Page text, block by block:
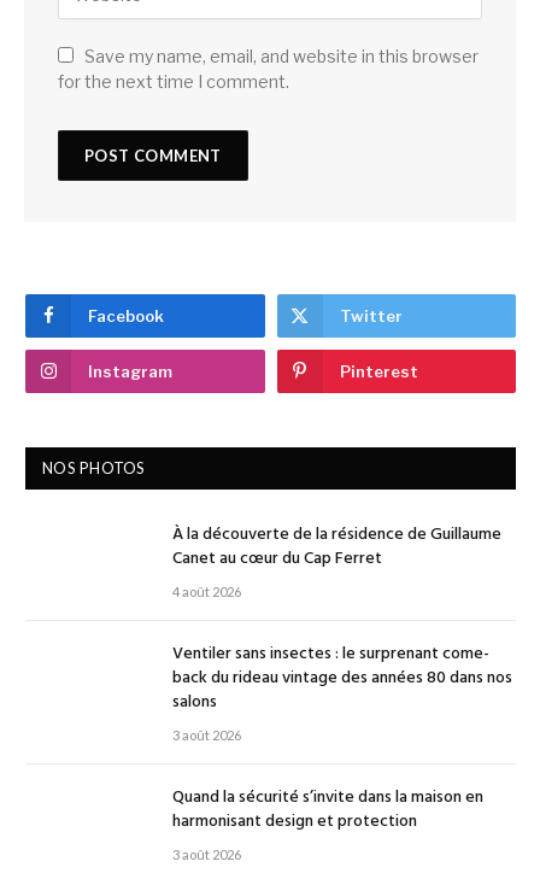
Save my name, email, and website in this browser
for the next time I comment.
Facebook Twitter
Instagram Pinterest
NOS PHOTOS
À la découverte de la résidence de Guillaume
Canet au cœur du Cap Ferret
4 août 2026
Ventiler sans insectes : le surprenant come-
back du rideau vintage des années 80 dans nos
salons
3 août 2026
Quand la sécurité s’invite dans la maison en
harmonisant design et protection
3 août 2026